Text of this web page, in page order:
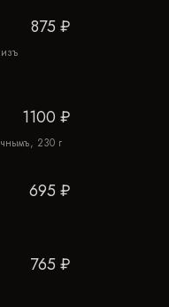
875 ₽
1100 ₽
230 г
695 ₽
765 ₽